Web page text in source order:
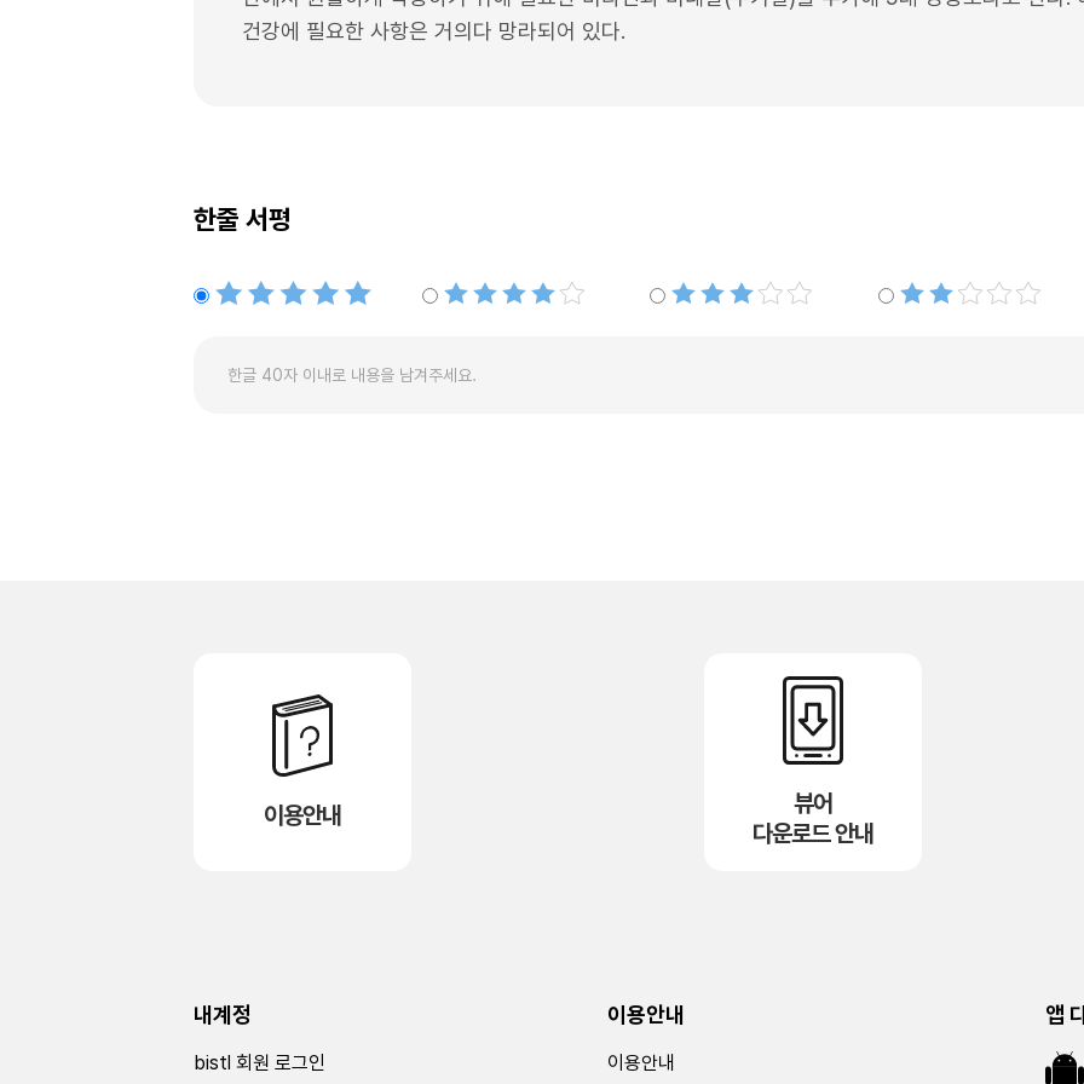
건강에 필요한 사항은 거의다 망라되어 있다.
한줄 서평
별점5개 별점4개 별점3개 별점2개
이용안내
뷰어
다운로드 안내
내계정
bistl 회원 로그인
이용안내
이용안내
앱